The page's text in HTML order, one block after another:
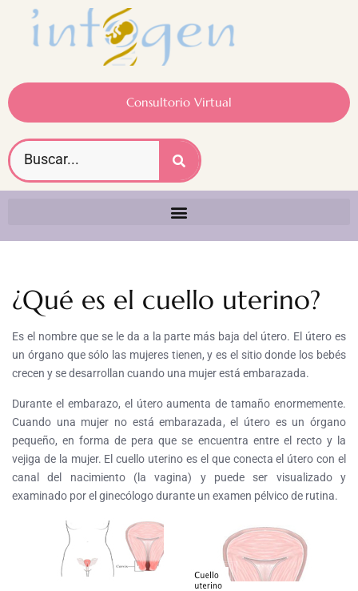
Consultorio Virtual
¿Qué es el cuello uterino?
Es el nombre que se le da a la parte más baja del útero. El útero es
un órgano que sólo las mujeres tienen, y es el sitio donde los bebés
crecen y se desarrollan cuando una mujer está embarazada.
Durante el embarazo, el útero aumenta de tamaño enormemente.
Cuando una mujer no está embarazada, el útero es un órgano
pequeño, en forma de pera que se encuentra entre el recto y la
vejiga de la mujer. El cuello uterino es el que conecta el útero con el
canal del nacimiento (la vagina) y puede ser visualizado y
examinado por el ginecólogo durante un examen pélvico de rutina.